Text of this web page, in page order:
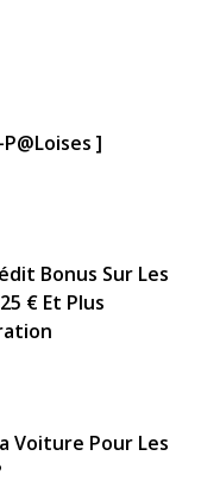
]
Bonus Sur Les
€ Et Plus
Voiture Pour Les